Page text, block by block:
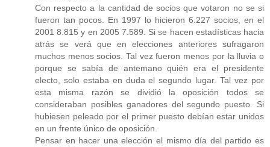
Con respecto a la cantidad de socios que votaron no se si
fueron tan pocos. En 1997 lo hicieron 6.227 socios, en el
2001 8.815 y en 2005 7.589. Si se hacen estadísticas hacia
atrás se verá que en elecciones anteriores sufragaron
muchos menos socios. Tal vez fueron menos por la lluvia o
porque se sabía de antemano quién era el presidente
electo, solo estaba en duda el segundo lugar. Tal vez por
esta misma razón se dividió la oposición todos se
consideraban posibles ganadores del segundo puesto. Si
hubiesen peleado por el primer puesto debían estar unidos
en un frente único de oposición.
Pensar en hacer una elección el mismo día del partido es